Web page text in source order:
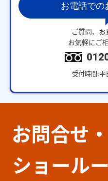
お電話での
ご質問、
お気軽にご
受付時間:平
お問合せ
ショール